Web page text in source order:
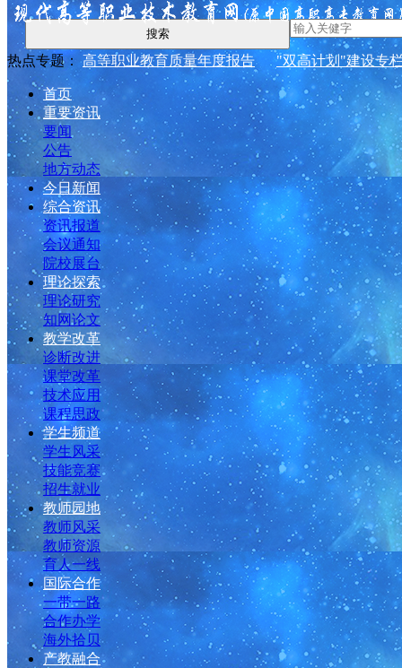
搜索
热点专题： 高等职业教育质量年度报告 "双高计划"建设专
首页
重要资讯
要闻
公告
地方动态
今日新闻
综合资讯
资讯报道
会议通知
院校展台
理论探索
理论研究
知网论文
教学改革
诊断改进
课堂改革
技术应用
课程思政
学生频道
学生风采
技能竞赛
招生就业
教师园地
教师风采
教师资源
育人一线
国际合作
一带一路
合作办学
海外拾贝
产教融合